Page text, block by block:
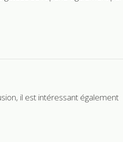
il est intéressant également